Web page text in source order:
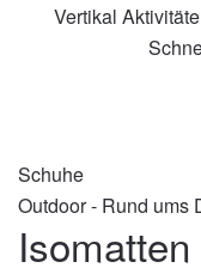
Vertikal
Schuhe
Outdoor - Rund ums
Isomatten